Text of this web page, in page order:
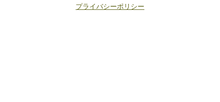
プライバシーポリシー